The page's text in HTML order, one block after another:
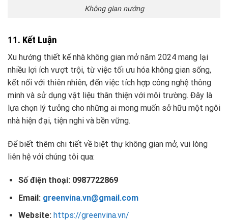
Không gian nướng
11. Kết Luận
Xu hướng thiết kế nhà không gian mở năm 2024 mang lại
nhiều lợi ích vượt trội, từ việc tối ưu hóa không gian sống,
kết nối với thiên nhiên, đến việc tích hợp công nghệ thông
minh và sử dụng vật liệu thân thiện với môi trường. Đây là
lựa chọn lý tưởng cho những ai mong muốn sở hữu một ngôi
nhà hiện đại, tiện nghi và bền vững.
Để biết thêm chi tiết về biệt thự không gian mở, vui lòng
liên hệ với chúng tôi qua:
Số điện thoại: 0987722869
Email: greenvina.vn@gmail.com
Website: https://greenvina.vn/